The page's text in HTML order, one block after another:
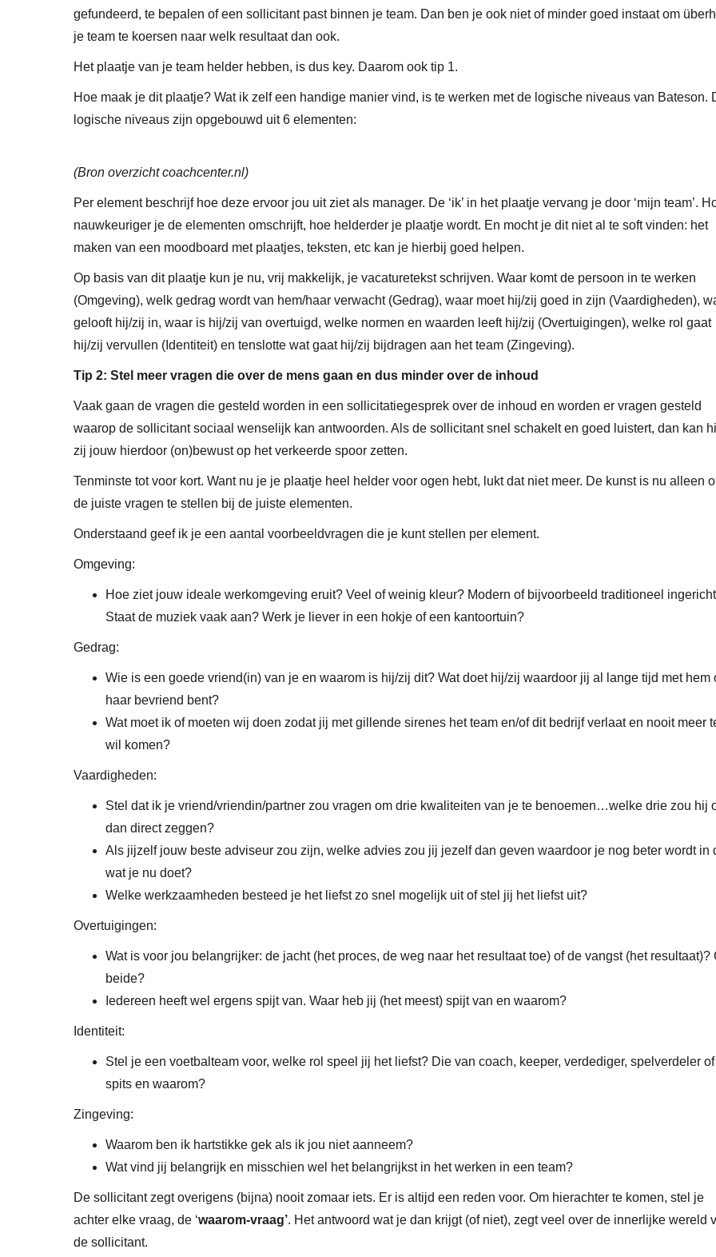
gefundeerd, te bepalen of een sollicitant past binnen je team. Dan ben je ook niet of minder goed instaat om
je team te koersen naar welk resultaat dan ook.
Het plaatje van je team helder hebben, is dus key. Daarom ook tip 1.
Hoe maak je dit plaatje? Wat ik zelf een handige manier vind, is te werken met de logische niveaus van Bateson.
logische niveaus zijn opgebouwd uit 6 elementen:
(Bron overzicht coachcenter.nl)
Per element beschrijf hoe deze ervoor jou uit ziet als manager. De ‘ik’ in het plaatje vervang je door ‘mijn team’.
nauwkeuriger je de elementen omschrijft, hoe helderder je plaatje wordt. En mocht je dit niet al te soft vinden: het
maken van een moodboard met plaatjes, teksten, etc kan je hierbij goed helpen.
Op basis van dit plaatje kun je nu, vrij makkelijk, je vacaturetekst schrijven. Waar komt de persoon in te werken
(Omgeving), welk gedrag wordt van hem/haar verwacht (Gedrag), waar moet hij/zij goed in zijn (Vaardigheden),
gelooft hij/zij in, waar is hij/zij van overtuigd, welke normen en waarden leeft hij/zij (Overtuigingen), welke rol gaat
hij/zij vervullen (Identiteit) en tenslotte wat gaat hij/zij bijdragen aan het team (Zingeving).
Tip 2: Stel meer vragen die over de mens gaan en dus minder over de inhoud
Vaak gaan de vragen die gesteld worden in een sollicitatiegesprek over de inhoud en worden er vragen gesteld
waarop de sollicitant sociaal wenselijk kan antwoorden. Als de sollicitant snel schakelt en goed luistert, dan kan
zij jouw hierdoor (on)bewust op het verkeerde spoor zetten.
Tenminste tot voor kort. Want nu je je plaatje heel helder voor ogen hebt, lukt dat niet meer. De kunst is nu alleen
de juiste vragen te stellen bij de juiste elementen.
Onderstaand geef ik je een aantal voorbeeldvragen die je kunt stellen per element.
Omgeving:
Hoe ziet jouw ideale werkomgeving eruit? Veel of weinig kleur? Modern of bijvoorbeeld traditioneel
Staat de muziek vaak aan? Werk je liever in een hokje of een kantoortuin?
Gedrag:
Wie is een goede vriend(in) van je en waarom is hij/zij dit? Wat doet hij/zij waardoor jij al lange tijd met hem
haar bevriend bent?
Wat moet ik of moeten wij doen zodat jij met gillende sirenes het team en/of dit bedrijf verlaat en nooit meer
wil komen?
Vaardigheden:
Stel dat ik je vriend/vriendin/partner zou vragen om drie kwaliteiten van je te benoemen…welke drie zou hij
dan direct zeggen?
Als jijzelf jouw beste adviseur zou zijn, welke advies zou jij jezelf dan geven waardoor je nog beter wordt in
wat je nu doet?
Welke werkzaamheden besteed je het liefst zo snel mogelijk uit of stel jij het liefst uit?
Overtuigingen:
Wat is voor jou belangrijker: de jacht (het proces, de weg naar het resultaat toe) of de vangst (het resultaat)?
beide?
Iedereen heeft wel ergens spijt van. Waar heb jij (het meest) spijt van en waarom?
Identiteit:
Stel je een voetbalteam voor, welke rol speel jij het liefst? Die van coach, keeper, verdediger, spelverdeler of
spits en waarom?
Zingeving:
Waarom ben ik hartstikke gek als ik jou niet aanneem?
Wat vind jij belangrijk en misschien wel het belangrijkst in het werken in een team?
De sollicitant zegt overigens (bijna) nooit zomaar iets. Er is altijd een reden voor. Om hierachter te komen, stel je
achter elke vraag, de ‘waarom-vraag’. Het antwoord wat je dan krijgt (of niet), zegt veel over de innerlijke wereld
de sollicitant.